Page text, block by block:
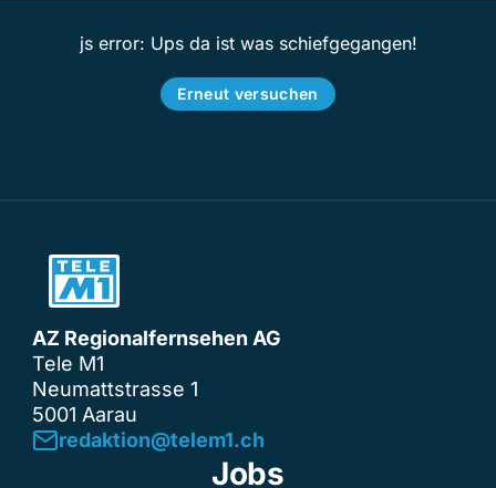
js error: Ups da ist was schiefgegangen!
Erneut versuchen
AZ Regionalfernsehen AG
Tele M1
Neumattstrasse 1
5001 Aarau
redaktion@telem1.ch
Jobs